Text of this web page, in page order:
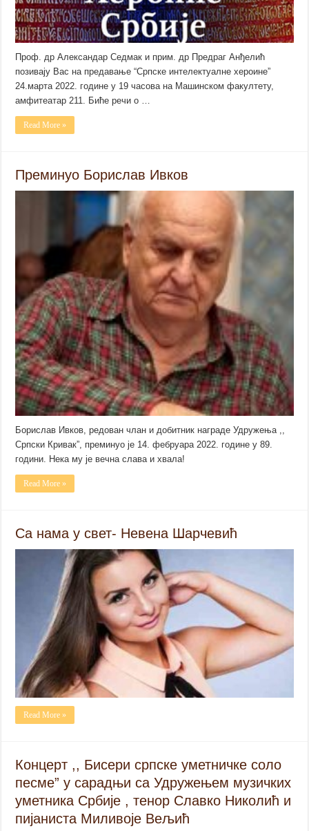
Проф. др Александар Седмак и прим. др Предраг Анђелић
позивају Вас на предавање “Српске интелектуалне хероине”
24.марта 2022. године у 19 часова на Машинском факултету,
амфитеатар 211. Биће речи о …
Read More »
Преминуо Борислав Ивков
Борислав Ивков, редован члан и добитник награде Удружења ,,
Српски Кривак”, преминуо је 14. фебруара 2022. године у 89.
години. Нека му је вечна слава и хвала!
Read More »
Са нама у свет- Невена Шарчевић
Read More »
Концерт ,, Бисери српске уметничке соло
песме” у сарадњи са Удружењем музичких
уметника Србије , тенор Славко Николић и
пијаниста Миливоје Вељић